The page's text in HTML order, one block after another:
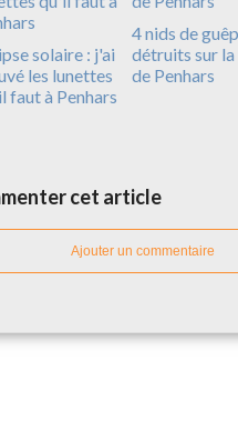
solaire : j'ai
les lunettes
faut à Penhars
4 nids de
détruits sur la
de Penhars
cet article
Ajouter un commentaire